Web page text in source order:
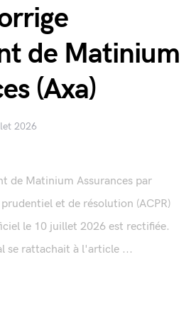
de Matinium
(Axa)
2026
de Matinium Assurances par
et de résolution (ACPR)
le 10 juillet 2026 est rectifiée.
se rattachait à l'article ...